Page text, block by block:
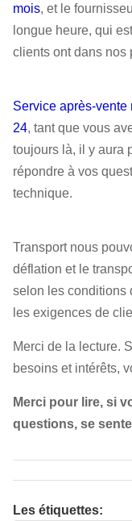
mois, et le
longue heure, qui
clients ont dans nos
Service après-
24, tant que vous
toujours là, il y aura
répondre à vos
technique.
Transport nous
déflation et le
selon les conditions
les exigences de
Merci de la lecture.
besoins et intérêts,
Merci pour lire, si
questions, se
Les étiquettes: